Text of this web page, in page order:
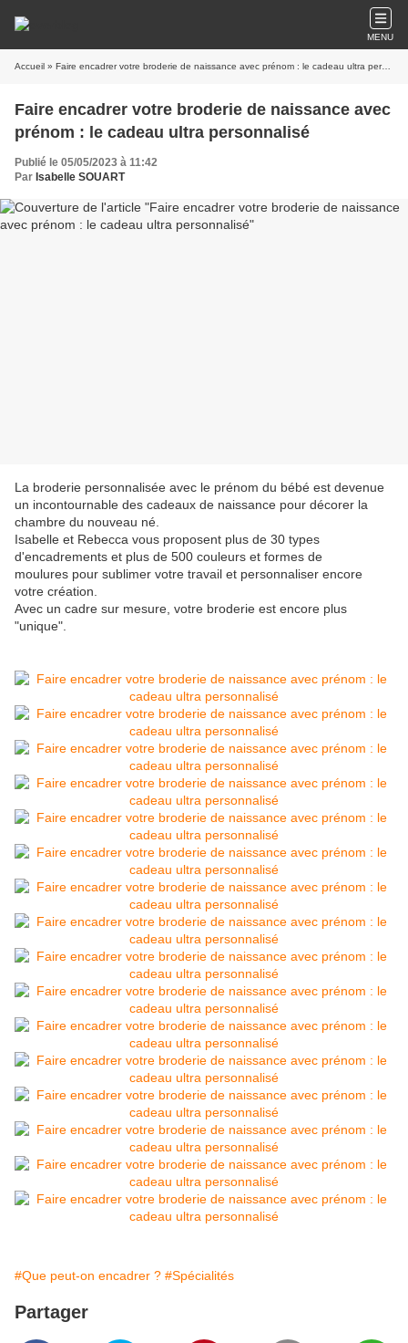
MENU
Accueil » Faire encadrer votre broderie de naissance avec prénom : le cadeau ultra personnalisé
Faire encadrer votre broderie de naissance avec
prénom : le cadeau ultra personnalisé
Publié le 05/05/2023 à 11:42
Par Isabelle SOUART
La broderie personnalisée avec le prénom du bébé est devenue
un incontournable des cadeaux de naissance pour décorer la
chambre du nouveau né.
Isabelle et Rebecca vous proposent plus de 30 types
d'encadrements et plus de 500 couleurs et formes de
moulures pour sublimer votre travail et personnaliser encore
votre création.
Avec un cadre sur mesure, votre broderie est encore plus
"unique".
#Que peut-on encadrer ? #Spécialités
Partager